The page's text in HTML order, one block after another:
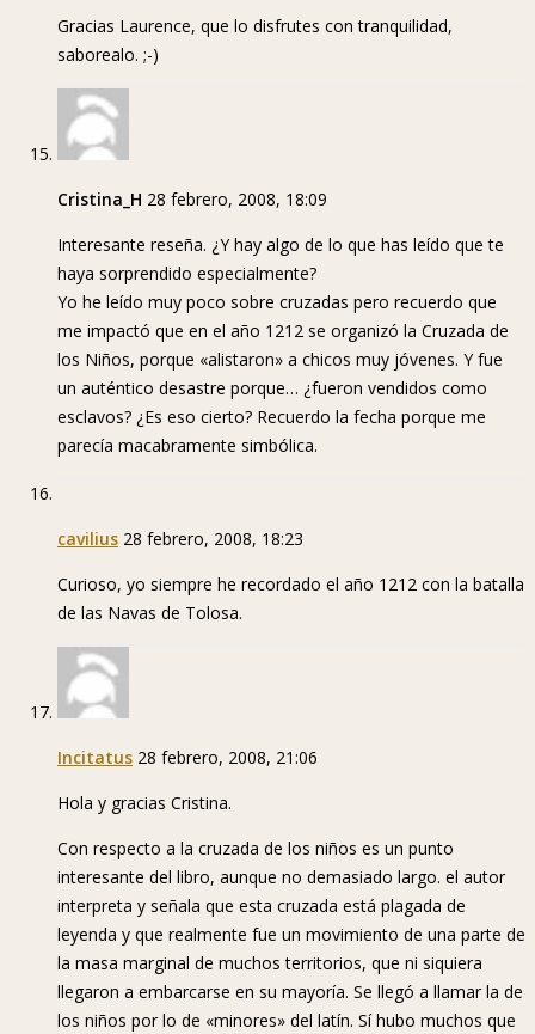
Gracias Laurence, que lo disfrutes con tranquilidad,
saborealo. ;-)
Cristina_H 28 febrero, 2008, 18:09
Interesante reseña. ¿Y hay algo de lo que has leído que te
haya sorprendido especialmente?
Yo he leído muy poco sobre cruzadas pero recuerdo que
me impactó que en el año 1212 se organizó la Cruzada de
los Niños, porque «alistaron» a chicos muy jóvenes. Y fue
un auténtico desastre porque… ¿fueron vendidos como
esclavos? ¿Es eso cierto? Recuerdo la fecha porque me
parecía macabramente simbólica.
cavilius 28 febrero, 2008, 18:23
Curioso, yo siempre he recordado el año 1212 con la batalla
de las Navas de Tolosa.
Incitatus 28 febrero, 2008, 21:06
Hola y gracias Cristina.
Con respecto a la cruzada de los niños es un punto
interesante del libro, aunque no demasiado largo. el autor
interpreta y señala que esta cruzada está plagada de
leyenda y que realmente fue un movimiento de una parte de
la masa marginal de muchos territorios, que ni siquiera
llegaron a embarcarse en su mayoría. Se llegó a llamar la de
los niños por lo de «minores» del latín. Sí hubo muchos que